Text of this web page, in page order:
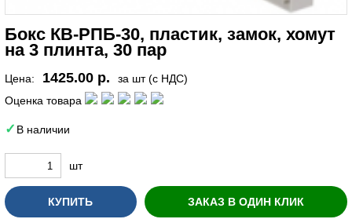
Бокс КВ-РПБ-30, пластик, замок, хомут
на 3 плинта, 30 пар
Цена: 1425.00 р.
за шт (с НДС)
Оценка товара
В наличии
шт
КУПИТЬ ЗАКАЗ В ОДИН КЛИК